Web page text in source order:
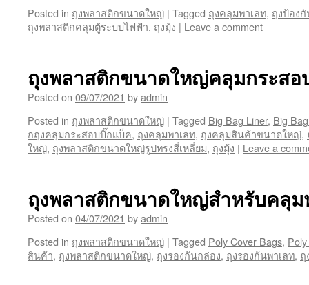
Posted in ถุงพลาสติกขนาดใหญ่ | Tagged ถุงคลุมพาเลท, ถุงป้อง
ถุงพลาสติกคลุมตู้ระบบไฟฟ้า, ถุงมุ้ง | Leave a comment
ถุงพลาสติกขนาดใหญ่คลุมกระส
Posted on 09/07/2021 byadmin
Posted in ถุงพลาสติกขนาดใหญ่ | Tagged Big Bag Liner, Big
กถุงคลุมกระสอบบิ๊กแบ็ค, ถุงคลุมพาเลท, ถุงคลุมสินค้าขนาดใหญ่,
ใหญ่, ถุงพลาสติกขนาดใหญ่รูปทรงสี่เหลี่ยม, ถุงมุ้ง | Leave a
ถุงพลาสติกขนาดใหญ่สำหรับคลุม
Posted on 04/07/2021 byadmin
Posted in ถุงพลาสติกขนาดใหญ่ | Tagged Poly Cover Bags,
สินค้า, ถุงพลาสติกขนาดใหญ่, ถุงรองก้นกล่อง, ถุงรองก้นพาเลท, ถุ